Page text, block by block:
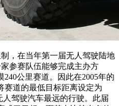
，在当年第一届无人驾驶陆地
参赛队伍能够完成主办方
公里赛道。因此在2005年的
赛道的最低目标距离设定为
人驾驶汽车最远的行驶。此届